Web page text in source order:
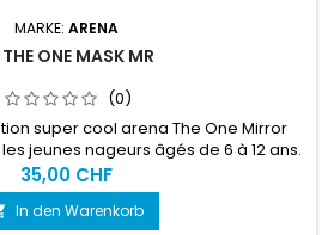
MARKE: ARENA
ONE MASK MR
(0)
super cool arena The One Mirror
jeunes nageurs âgés de 6 à 12 ans.
35,00 CHF
In den Warenkorb